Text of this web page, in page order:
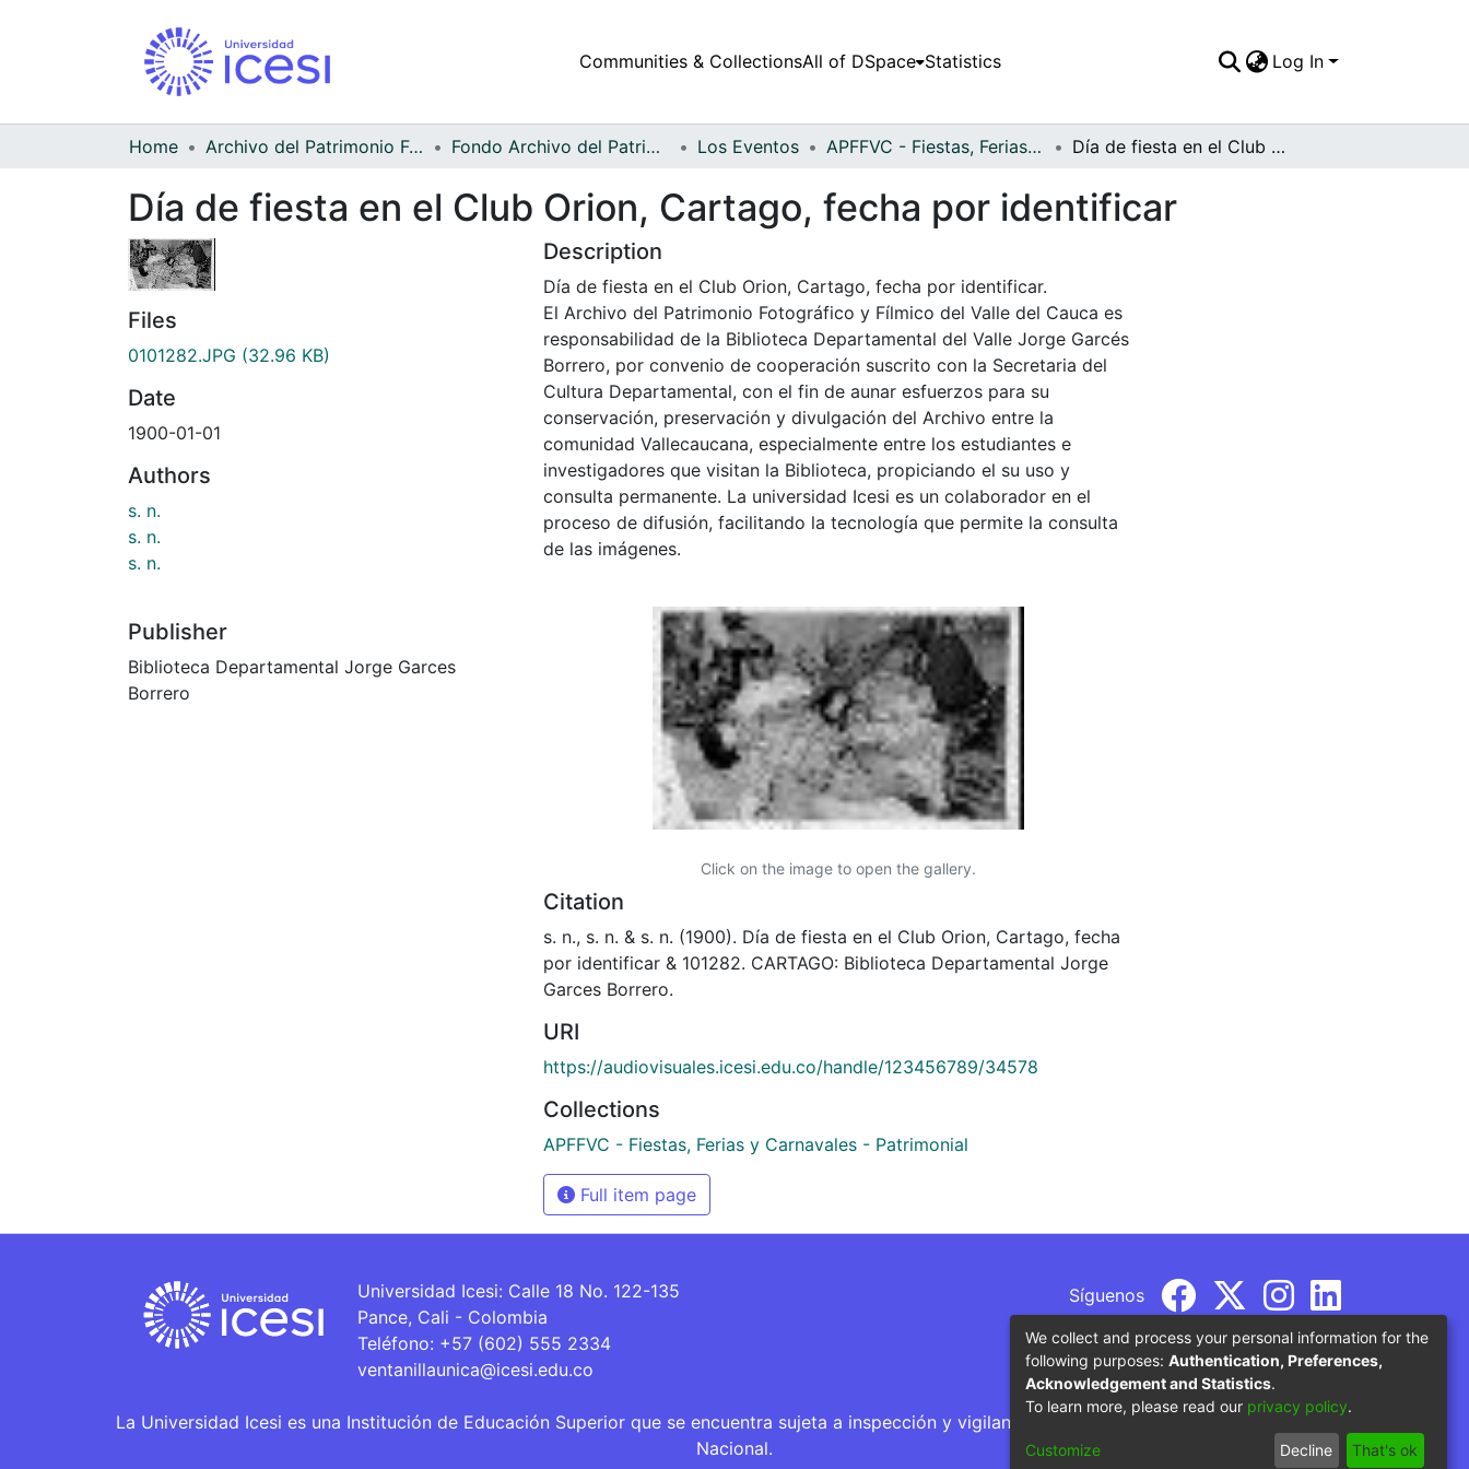
Communities & CollectionsAll of DSpace Statistics Log In
Home Archivo del Patrimonio Fotográfico y Fílmico del Valle del Cauca Fondo Archivo del Patrimonio Fotográfico y Fílmico del Valle del Cauca Los Eventos APFFVC - Fiestas, Ferias y Carnavales - Patrimonial Día de fiesta en el Club Orion, Cartago, fecha por identificar
Día de fiesta en el Club Orion, Cartago, fecha por identificar
Files
0101282.JPG (32.96 KB)
Date
1900-01-01
Authors
s. n.
s. n.
s. n.
Publisher
Biblioteca Departamental Jorge Garces
Borrero
Description
Día de fiesta en el Club Orion, Cartago, fecha por identificar.
El Archivo del Patrimonio Fotográfico y Fílmico del Valle del Cauca es
responsabilidad de la Biblioteca Departamental del Valle Jorge Garcés
Borrero, por convenio de cooperación suscrito con la Secretaria del
Cultura Departamental, con el fin de aunar esfuerzos para su
conservación, preservación y divulgación del Archivo entre la
comunidad Vallecaucana, especialmente entre los estudiantes e
investigadores que visitan la Biblioteca, propiciando el su uso y
consulta permanente. La universidad Icesi es un colaborador en el
proceso de difusión, facilitando la tecnología que permite la consulta
de las imágenes.
Click on the image to open the gallery.
Citation
s. n., s. n. & s. n. (1900). Día de fiesta en el Club Orion, Cartago, fecha
por identificar & 101282. CARTAGO: Biblioteca Departamental Jorge
Garces Borrero.
URI
https://audiovisuales.icesi.edu.co/handle/123456789/34578
Collections
APFFVC - Fiestas, Ferias y Carnavales - Patrimonial
Full item page
Universidad Icesi: Calle 18 No. 122-135
Pance, Cali - Colombia
Teléfono: +57 (602) 555 2334
ventanillaunica@icesi.edu.co
Síguenos
La Universidad Icesi es una Institución de Educación Superior que se encuentra sujeta a inspección y vigilancia por parte del Ministerio de Educación
Nacional.
We collect and process your personal information for the
following purposes: Authentication, Preferences,
Acknowledgement and Statistics.
To learn more, please read our privacy policy.
Customize Decline That's ok